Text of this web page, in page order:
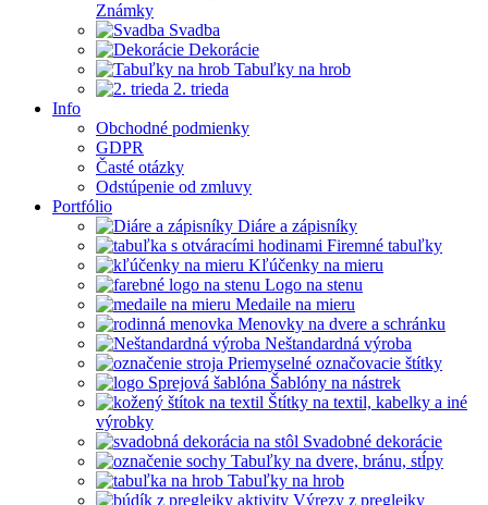
Známky
Svadba
Dekorácie
Tabuľky na hrob
2. trieda
Info
Obchodné podmienky
GDPR
Časté otázky
Odstúpenie od zmluvy
Portfólio
Diáre a zápisníky
Firemné tabuľky
Kľúčenky na mieru
Logo na stenu
Medaile na mieru
Menovky na dvere a schránku
Neštandardná výroba
Priemyselné označovacie štítky
Šablóny na nástrek
Štítky na textil, kabelky a iné
výrobky
Svadobné dekorácie
Tabuľky na dvere, bránu, stĺpy
Tabuľky na hrob
Výrezy z preglejky